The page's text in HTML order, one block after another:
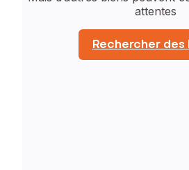
attentes
Rechercher des